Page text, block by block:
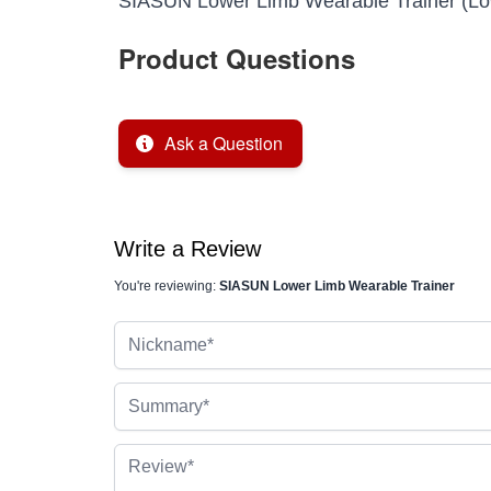
Product Questions
Ask a Question
Write a Review
You're reviewing: SIASUN Lower Limb Wearable Trainer
Review